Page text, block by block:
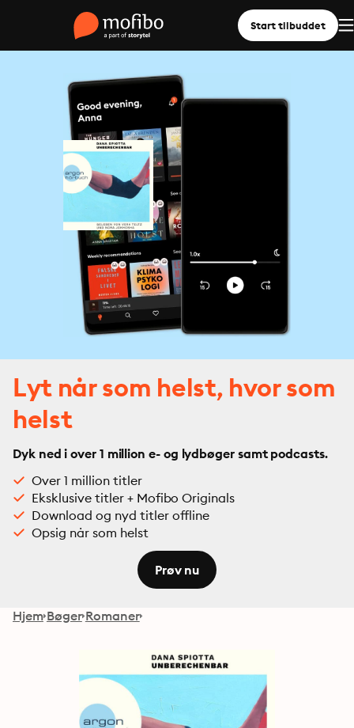
Start tilbuddet
Lyt når som helst, hvor som
helst
Dyk ned i over 1 million e- og lydbøger samt podcasts.
Over 1 million titler
Eksklusive titler + Mofibo Originals
Download og nyd titler offline
Opsig når som helst
Prøv nu
Hjem Bøger Romaner